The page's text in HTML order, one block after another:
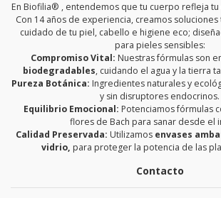
En Biofilia® , entendemos que tu cuerpo refleja
Con 14 años de experiencia, creamos
cuidado de tu piel, cabello e higiene eco;
para pieles sensibles:
Compromiso Vital: Nuestras fórmulas son
biodegradables, cuidando el agua y la tierra
Pureza Botánica: Ingredientes naturales y
y sin disruptores endocrinos.
Equilibrio Emocional: Potenciamos fórmulas
flores de Bach para sanar desde el
Calidad Preservada: Utilizamos envases
vidrio, para proteger la potencia de las
Contacto